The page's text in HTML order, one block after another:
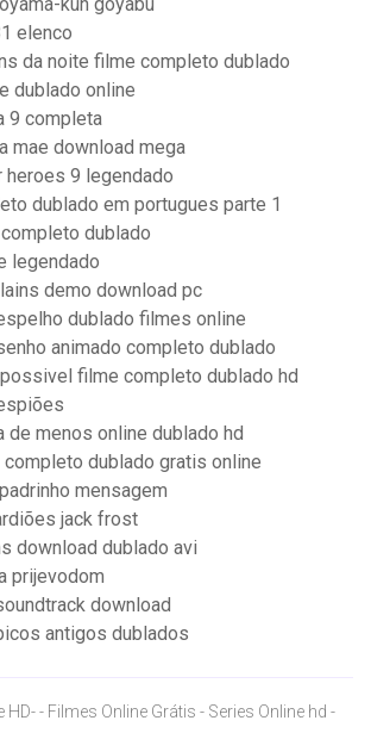
kun goyabu
elenco
da noite filme completo dublado
dublado online
9 completa
mae download mega
heroes 9 legendado
dublado em portugues parte 1
dublado
legendado
demo download pc
dublado filmes online
animado completo dublado
filme completo dublado hd
de menos online dublado hd
completo dublado gratis online
mensagem
jack frost
download dublado avi
prijevodom
download
antigos dublados
HD- - Filmes Online Grátis - Series Online hd -